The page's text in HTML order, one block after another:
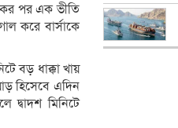
পর এক ভীতি
করে বার্সাকে
বড় ধাক্কা খায়
হিসেবে এদিন
দ্বাদশ মিনিটে